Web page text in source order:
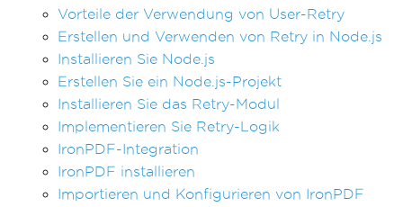
Vorteile der Verwendung von User-Retry
Erstellen und Verwenden von Retry in Node.js
Installieren Sie Node.js
Erstellen Sie ein Node.js-Projekt
Installieren Sie das Retry-Modul
Implementieren Sie Retry-Logik
IronPDF-Integration
IronPDF installieren
Importieren und Konfigurieren von IronPDF